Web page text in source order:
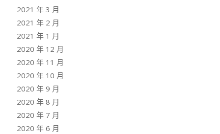
2021 年 3 月
2021 年 2 月
2021 年 1 月
2020 年 12 月
2020 年 11 月
2020 年 10 月
2020 年 9 月
2020 年 8 月
2020 年 7 月
2020 年 6 月